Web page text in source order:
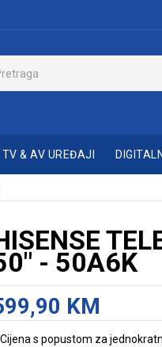
TV & AV UREĐAJI
- 50A6K
KM
s popustom za